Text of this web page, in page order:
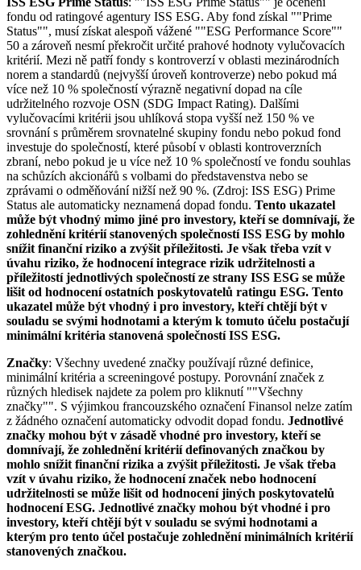
fondu od ratingové agentury ISS ESG. Aby fond získal ""Prime
Status"", musí získat alespoň vážené ""ESG Performance Score""
50 a zároveň nesmí překročit určité prahové hodnoty vylučovacích
kritérií. Mezi ně patří fondy s kontroverzí v oblasti mezinárodních
norem a standardů (nejvyšší úroveň kontroverze) nebo pokud má
více než 10 % společností výrazně negativní dopad na cíle
udržitelného rozvoje OSN (SDG Impact Rating). Dalšími
vylučovacími kritérii jsou uhlíková stopa vyšší než 150 % ve
srovnání s průměrem srovnatelné skupiny fondu nebo pokud fond
investuje do společností, které působí v oblasti kontroverzních
zbraní, nebo pokud je u více než 10 % společností ve fondu souhlas
na schůzích akcionářů s volbami do představenstva nebo se
zprávami o odměňování nižší než 90 %. (Zdroj: ISS ESG) Prime
Status ale automaticky neznamená dopad fondu. Tento ukazatel
může být vhodný mimo jiné pro investory, kteří se domnívají, že
zohlednění kritérií stanovených společností ISS ESG by mohlo
snížit finanční riziko a zvýšit příležitosti. Je však třeba vzít v
úvahu riziko, že hodnocení integrace rizik udržitelnosti a
příležitostí jednotlivých společností ze strany ISS ESG se může
lišit od hodnocení ostatních poskytovatelů ratingu ESG. Tento
ukazatel může být vhodný i pro investory, kteří chtějí být v
souladu se svými hodnotami a kterým k tomuto účelu postačují
minimální kritéria stanovená společností ISS ESG.
Značky: Všechny uvedené značky používají různé definice,
minimální kritéria a screeningové postupy. Porovnání značek z
různých hledisek najdete za polem pro kliknutí ""Všechny
značky"". S výjimkou francouzského označení Finansol nelze zatím
z žádného označení automaticky odvodit dopad fondu. Jednotlivé
značky mohou být v zásadě vhodné pro investory, kteří se
domnívají, že zohlednění kritérií definovaných značkou by
mohlo snížit finanční rizika a zvýšit příležitosti. Je však třeba
vzít v úvahu riziko, že hodnocení značek nebo hodnocení
udržitelnosti se může lišit od hodnocení jiných poskytovatelů
hodnocení ESG. Jednotlivé značky mohou být vhodné i pro
investory, kteří chtějí být v souladu se svými hodnotami a
kterým pro tento účel postačuje zohlednění minimálních kritérií
stanovených značkou.